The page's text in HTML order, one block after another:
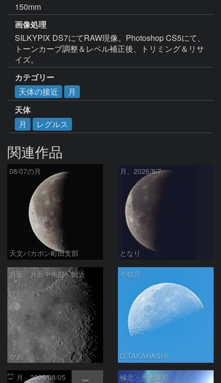
150mm
画像処理
SILKYPIX DS7にてRAW現像。Photoshop CS5にて、
トーンカーブ調整＆レベル補正後、トリミング＆リサ
イズ。
カテゴリー
天体の接近
月
天体
月
レグルス
関連作品
08/07の月
天文バカボン町田支部
月、2026/8/7
となり
月面「月面中央部」附近
かあ
今朝月
O.TAKAHASHI
「月」2026/08/05 極北・天地輝彩